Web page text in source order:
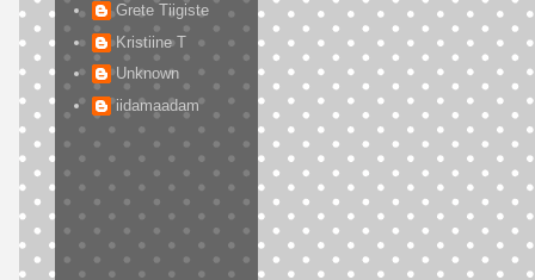
Grete Tiigiste
Kristiine T
Unknown
iidamaadam